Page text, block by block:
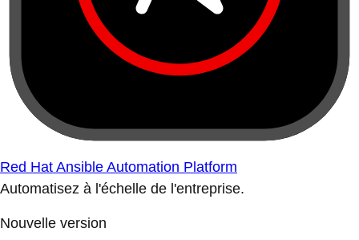
Red Hat Ansible Automation Platform
Automatisez à l'échelle de l'entreprise.
Nouvelle version